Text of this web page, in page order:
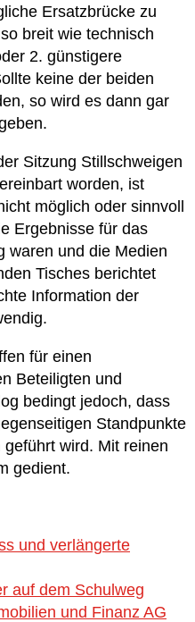
Ersatzbrücke zu
breit wie technisch
2. günstigere
keine der beiden
so wird es dann gar
Sitzung Stillschweigen
worden, ist
möglich oder sinnvoll
Ergebnisse für das
waren und die Medien
Tisches berichtet
Information der
für einen
Beteiligten und
bedingt jedoch, dass
Standpunkte
wird. Mit reinen
gedient.
und verlängerte
auf dem Schulweg
und Finanz AG